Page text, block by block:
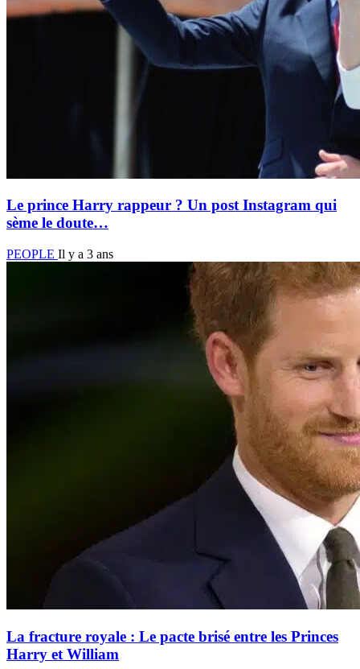
Le prince Harry rappeur ? Un post Instagram qui
sème le doute…
PEOPLE Il y a 3 ans
La fracture royale : Le pacte brisé entre les Princes
Harry et William